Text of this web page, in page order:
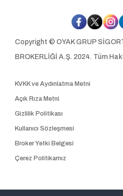
Copyright © OYAK GRUP
BROKERLİĞİ A.Ş. 2024. Tüm
KVKK ve Aydınlatma Metni
Açık Rıza Metni
Gizlilik Politikası
Kullanıcı Sözleşmesi
Broker Yetki Belgesi
Çerez Politikamız